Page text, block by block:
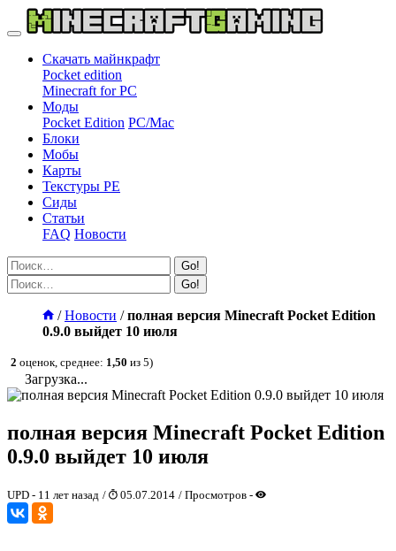
Скачать майнкрафт
Pocket edition
Minecraft for PC
Моды
Pocket Edition PC/Mac
Блоки
Мобы
Карты
Текстуры PE
Сиды
Статьи
FAQ Новости
Go!
Go!
/Новости /полная версия Minecraft Pocket Edition
0.9.0 выйдет 10 июля
2 оценок, среднее: 1,50 из 5)
Загрузка...
полная версия Minecraft Pocket Edition
0.9.0 выйдет 10 июля
UPD - 11 лет назад / 05.07.2014 / Просмотров -